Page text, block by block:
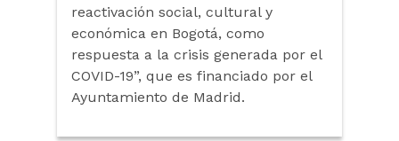
reactivación social, cultural y
económica en Bogotá, como
respuesta a la crisis generada por el
COVID-19”, que es financiado por el
Ayuntamiento de Madrid.